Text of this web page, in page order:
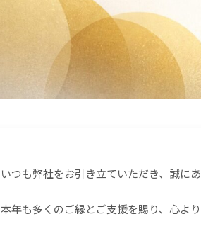
いつも弊社をお引き立ていただき、誠に
本年も多くのご縁とご支援を賜り、心よ